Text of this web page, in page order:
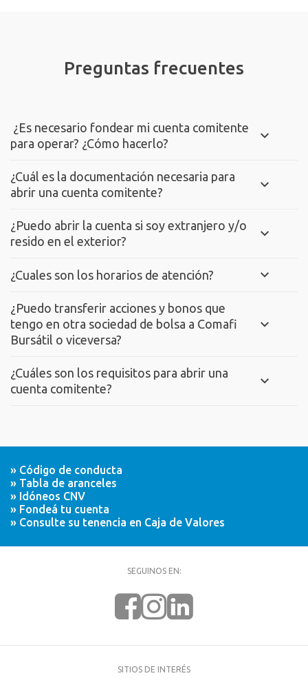
Preguntas frecuentes
¿Es necesario fondear mi cuenta comitente
para operar? ¿Cómo hacerlo?
¿Cuál es la documentación necesaria para
abrir una cuenta comitente?
¿Puedo abrir la cuenta si soy extranjero y/o
resido en el exterior?
¿Cuales son los horarios de atención?
¿Puedo transferir acciones y bonos que
tengo en otra sociedad de bolsa a Comafi
Bursátil o viceversa?
¿Cuáles son los requisitos para abrir una
cuenta comitente?
» Código de conducta
» Tabla de aranceles
» Idóneos CNV
» Fondeá tu cuenta
» Consulte su tenencia en Caja de Valores
SEGUINOS EN:
SITIOS DE INTERÉS